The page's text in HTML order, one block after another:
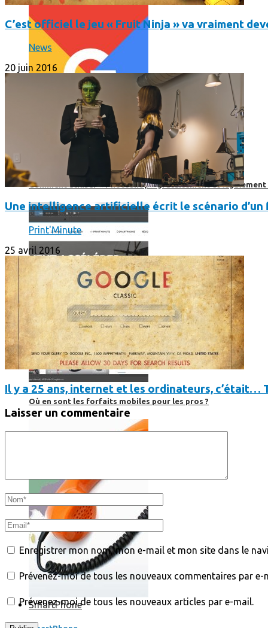
Comment utiliser « Photoshop » gratuitement et légalement
Où en sont les forfaits mobiles pour les pros ?
SmartPhone
C’est officiel le jeu « Fruit Ninja » va vraiment
News
20 juin 2016
Une intelligence artificielle écrit le scénario
Print'Minute
25 avril 2016
Il y a 25 ans, internet et les ordinateurs, c’était…
Laisser un commentaire
Enregistrer mon nom, mon e-mail et mon site dans le
Prévenez-moi de tous les nouveaux commentaires par e-
Prévenez-moi de tous les nouveaux articles par e-mail.